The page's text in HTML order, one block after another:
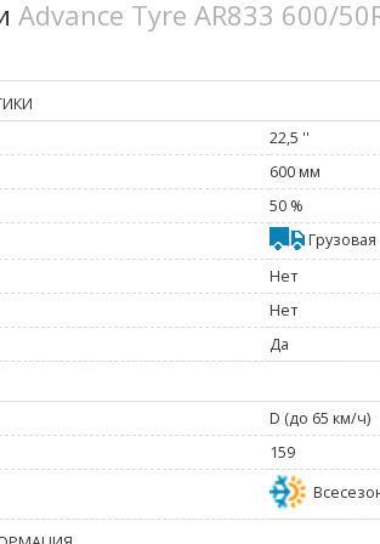
Advance Tyre AR833 600/
22,5 ''
600 мм
50 %
Грузовая
Нет
Нет
Да
D (до 65 км/ч)
159